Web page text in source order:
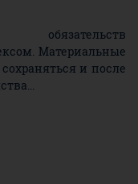
обязательств
Материальные
и после